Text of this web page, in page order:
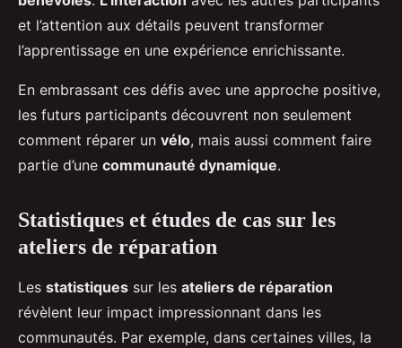
et l’attention aux détails peuvent transformer
l’apprentissage en une expérience enrichissante.
En embrassant ces défis avec une approche positive,
les futurs participants découvrent non seulement
comment réparer un vélo, mais aussi comment faire
partie d’une communauté dynamique.
Statistiques et études de cas sur les
ateliers de réparation
Les statistiques sur les ateliers de réparation
révèlent leur impact impressionnant dans les
communautés. Par exemple, dans certaines villes, la